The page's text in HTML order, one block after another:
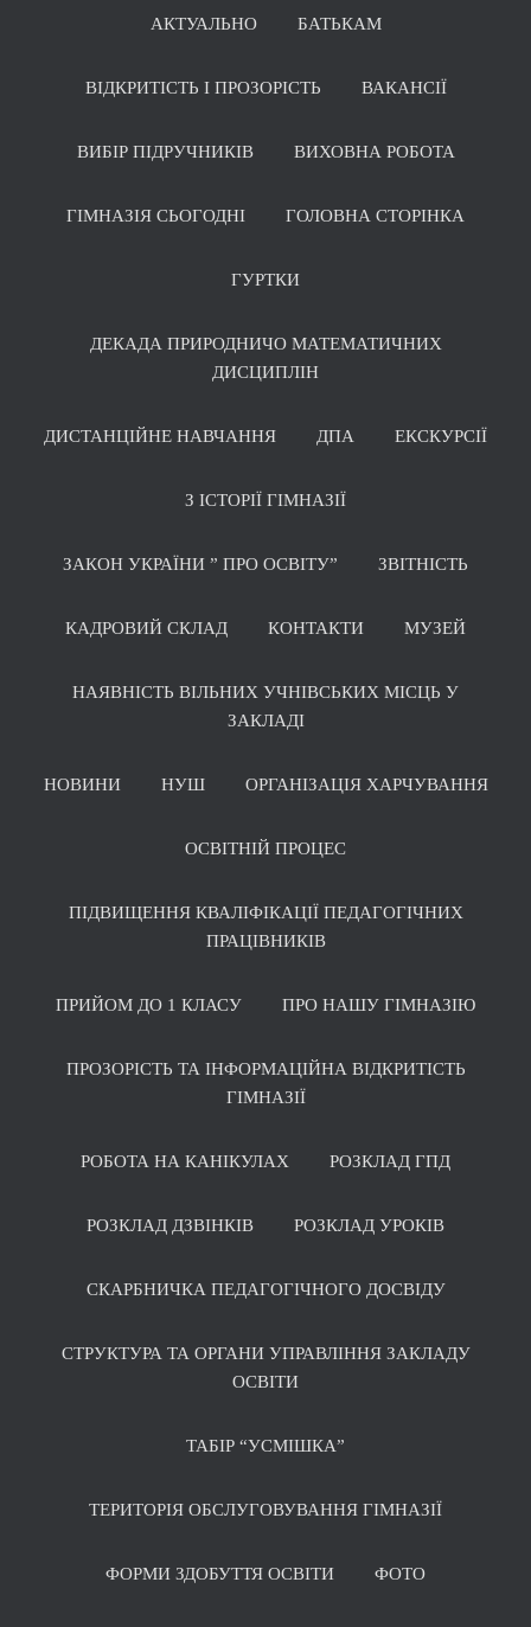
АКТУАЛЬНО БАТЬКАМ
ВІДКРИТІСТЬ І ПРОЗОРІСТЬ ВАКАНСІЇ
ВИБІР ПІДРУЧНИКІВ ВИХОВНА РОБОТА
ГІМНАЗІЯ СЬОГОДНІ ГОЛОВНА СТОРІНКА
ГУРТКИ
ДЕКАДА ПРИРОДНИЧО МАТЕМАТИЧНИХ
ДИСЦИПЛІН
ДИСТАНЦІЙНЕ НАВЧАННЯ ДПА ЕКСКУРСІЇ
З ІСТОРІЇ ГІМНАЗІЇ
ЗАКОН УКРАЇНИ ” ПРО ОСВІТУ” ЗВІТНІСТЬ
КАДРОВИЙ СКЛАД КОНТАКТИ МУЗЕЙ
НАЯВНІСТЬ ВІЛЬНИХ УЧНІВСЬКИХ МІСЦЬ У
ЗАКЛАДІ
НОВИНИ НУШ ОРГАНІЗАЦІЯ ХАРЧУВАННЯ
ОСВІТНІЙ ПРОЦЕС
ПІДВИЩЕННЯ КВАЛІФІКАЦІЇ ПЕДАГОГІЧНИХ
ПРАЦІВНИКІВ
ПРИЙОМ ДО 1 КЛАСУ ПРО НАШУ ГІМНАЗІЮ
ПРОЗОРІСТЬ ТА ІНФОРМАЦІЙНА ВІДКРИТІСТЬ
ГІМНАЗІЇ
РОБОТА НА КАНІКУЛАХ РОЗКЛАД ГПД
РОЗКЛАД ДЗВІНКІВ РОЗКЛАД УРОКІВ
СКАРБНИЧКА ПЕДАГОГІЧНОГО ДОСВІДУ
СТРУКТУРА ТА ОРГАНИ УПРАВЛІННЯ ЗАКЛАДУ
ОСВІТИ
ТАБІР “УСМІШКА”
ТЕРИТОРІЯ ОБСЛУГОВУВАННЯ ГІМНАЗІЇ
ФОРМИ ЗДОБУТТЯ ОСВІТИ ФОТО